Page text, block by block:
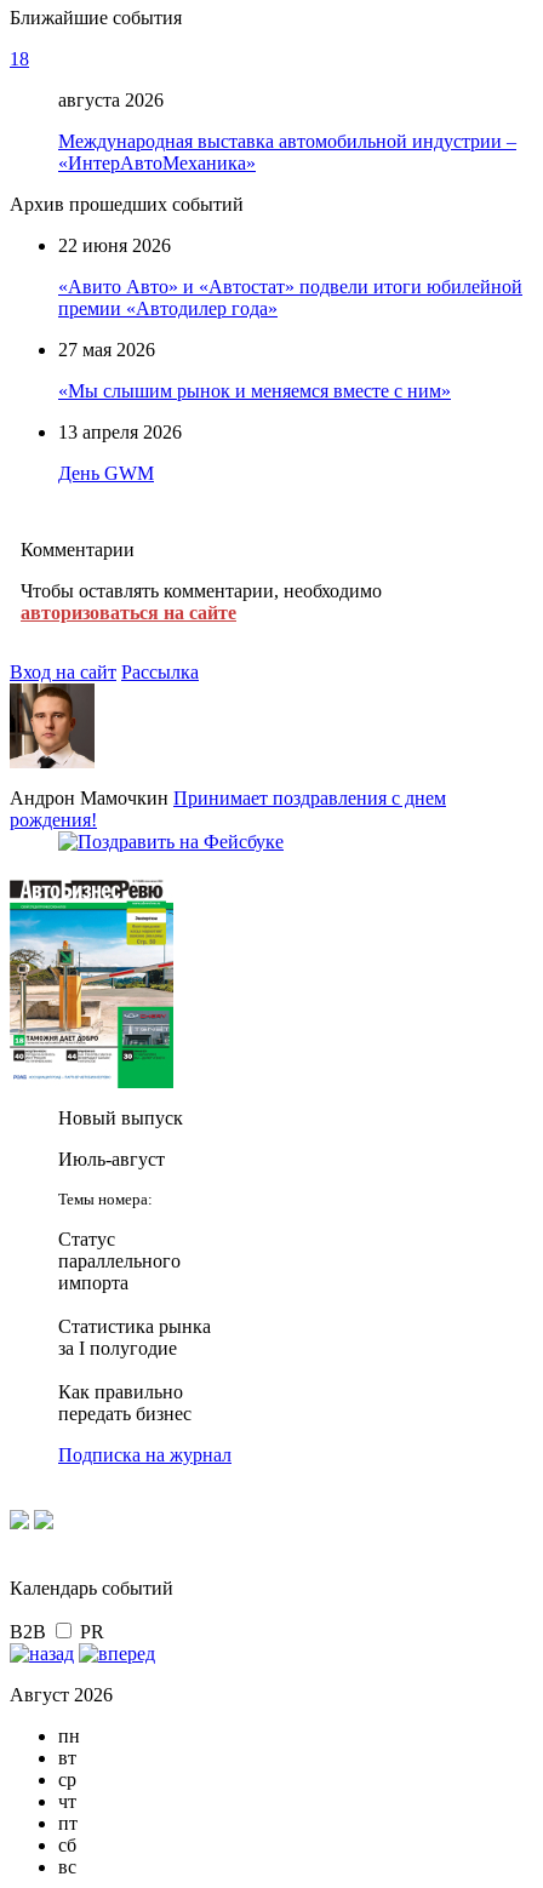
Ближайшие события
18
августа 2026
Международная выставка автомобильной индустрии –
«ИнтерАвтоМеханика»
Архив прошедших событий
22 июня 2026
«Авито Авто» и «Автостат» подвели итоги юбилейной
премии «Автодилер года»
27 мая 2026
«Мы слышим рынок и меняемся вместе с ним»
13 апреля 2026
День GWM
Комментарии
Чтобы оставлять комментарии, необходимо
авторизоваться на сайте
Вход на сайт Рассылка
Андрон Мамочкин Принимает поздравления с днем
рождения!
Новый выпуск
Июль-август
Темы номера:
Статус
параллельного
импорта
Статистика рынка
за I полугодие
Как правильно
передать бизнес
Подписка на журнал
Календарь событий
B2B PR
Август 2026
пн
вт
ср
чт
пт
сб
вс